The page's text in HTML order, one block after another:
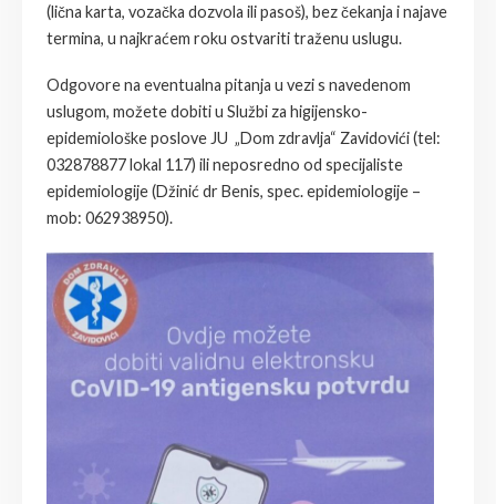
(lična karta, vozačka dozvola ili pasoš), bez čekanja i najave
termina, u najkraćem roku ostvariti traženu uslugu.
Odgovore na eventualna pitanja u vezi s navedenom
uslugom, možete dobiti u Službi za higijensko-
epidemiološke poslove JU „Dom zdravlja“ Zavidovići (tel:
032878877 lokal 117) ili neposredno od specijaliste
epidemiologije (Džinić dr Benis, spec. epidemiologije –
mob: 062938950).